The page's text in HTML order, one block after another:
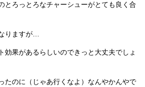
とろっとろなチャーシューがとても良く合
りますが…
効果があるらしいのできっと大丈夫でしょ
たのに（じゃあ行くなよ）なんやかんやで